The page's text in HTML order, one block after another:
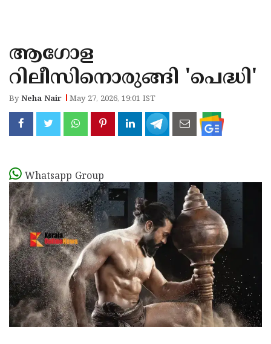
KANNUR
KASARAGOD
ആഗോള
റിലീസിനൊരുങ്ങി 'പെദ്ധി'
ByNeha Nair May 27, 2026, 19:01 IST
Whatsapp Group